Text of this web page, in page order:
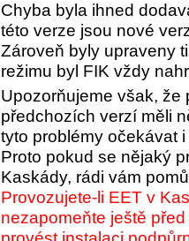
Chyba byla ihned
této verze jsou nové
Zároveň byly upraveny
režimu byl FIK vždy
Upozorňujeme však, že
předchozích verzí měli
tyto problémy očekávat
Proto pokud se nějaký
Kaskády, rádi vám
Provozujete-li EET v
nezapomeňte ještě